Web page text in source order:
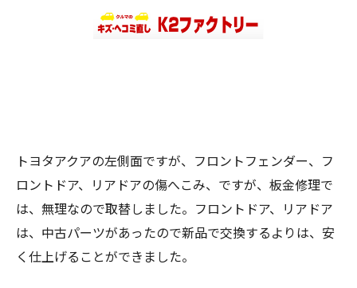
トヨタアクアの左側面ですが、フロントフェンダー、フ
ロントドア、リアドアの傷へこみ、ですが、板金修理で
は、無理なので取替しました。フロントドア、リアドア
は、中古パーツがあったので新品で交換するよりは、安
く仕上げることができました。